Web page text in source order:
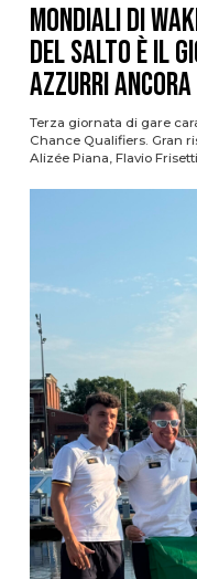
Mondiali di
del Salto è il
azzurri
Terza giornata di gare
Chance Qualifiers. Gran
Alizée Piana, Flavio